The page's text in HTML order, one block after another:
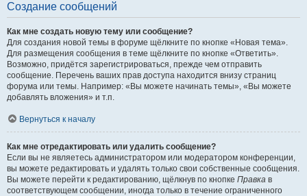
Создание сообщений
Как мне создать новую тему или сообщение?
Для создания новой темы в форуме щёлкните по кнопке «Новая тема».
Для размещения сообщения в теме щёлкните по кнопке «Ответить».
Возможно, придётся зарегистрироваться, прежде чем отправить
сообщение. Перечень ваших прав доступа находится внизу страниц
форума или темы. Например: «Вы можете начинать темы», «Вы можете
добавлять вложения» и т.п.
Вернуться к началу
Как мне отредактировать или удалить сообщение?
Если вы не являетесь администратором или модератором конференции,
вы можете редактировать и удалять только свои собственные сообщения.
Вы можете перейти к редактированию, щёлкнув по кнопке Правка в
соответствующем сообщении, иногда только в течение ограниченного